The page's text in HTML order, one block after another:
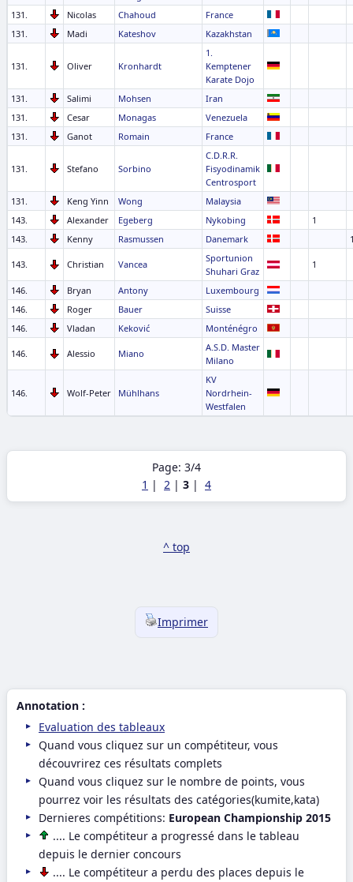
131.
Nicolas Chahoud
France
131.
Madi Kateshov Kazakhstan
131. Oliver Kronhardt
1.
Kemptener
Karate Dojo
131.
Salimi Mohsen
Iran
131.
Cesar Monagas
Venezuela
131.
Ganot Romain France
131. Stefano Sorbino
C.D.R.R.
Fisyodinamik
Centrosport
131.
Keng Yinn Wong
Malaysia
143.
Alexander Egeberg Nykobing
1
143.
Kenny Rasmussen Danemark
143. Christian Vancea
Sportunion
Shuhari Graz
1
146. Bryan Antony
Luxembourg
146.
Roger Bauer
Suisse
146.
Vladan Keković Monténégro
146. Alessio Miano
A.S.D. Master
Milano
146. Wolf-Peter Mühlhans
KV
Nordrhein-
Westfalen
Page: 3/4
1 | 2 | 3 | 4
^ top
Imprimer
Annotation :
Evaluation des tableaux
Quand vous cliquez sur un compétiteur, vous
découvrirez ces résultats complets
Quand vous cliquez sur le nombre de points, vous
pourrez voir les résultats des catégories(kumite,kata)
Dernieres compétitions: European Championship 2015
.... Le compétiteur a progressé dans le tableau
depuis le dernier concours
.... Le compétiteur a perdu des places depuis le